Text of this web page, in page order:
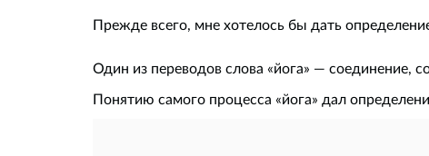
Прежде всего, мне хотелось бы дать
Один из переводов слова «йога» — соединение,
Понятию самого процесса «йога» дал